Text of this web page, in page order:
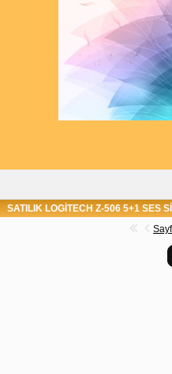
SATILIK LOGİTECH Z-506 5+1 SES